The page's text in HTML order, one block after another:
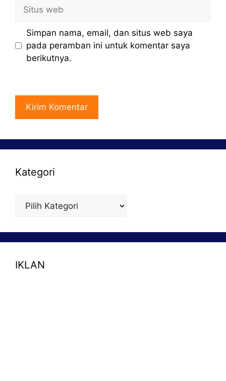
Situs
web
Simpan nama, email, dan situs web saya
pada peramban ini untuk komentar saya
berikutnya.
Kategori
Kategori
IKLAN